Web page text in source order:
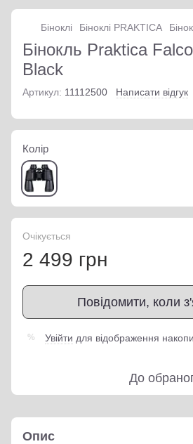
Біноклі Біноклі PRAKTICA
Бінокль Praktica
Black
Артикул: 11112500 Написати відгук
Колір
Очікується
2 499 грн
Повідомити, коли
% Увійти для відображення
До
Опис